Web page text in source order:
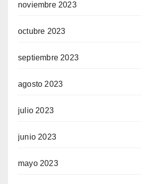
noviembre 2023
octubre 2023
septiembre 2023
agosto 2023
julio 2023
junio 2023
mayo 2023